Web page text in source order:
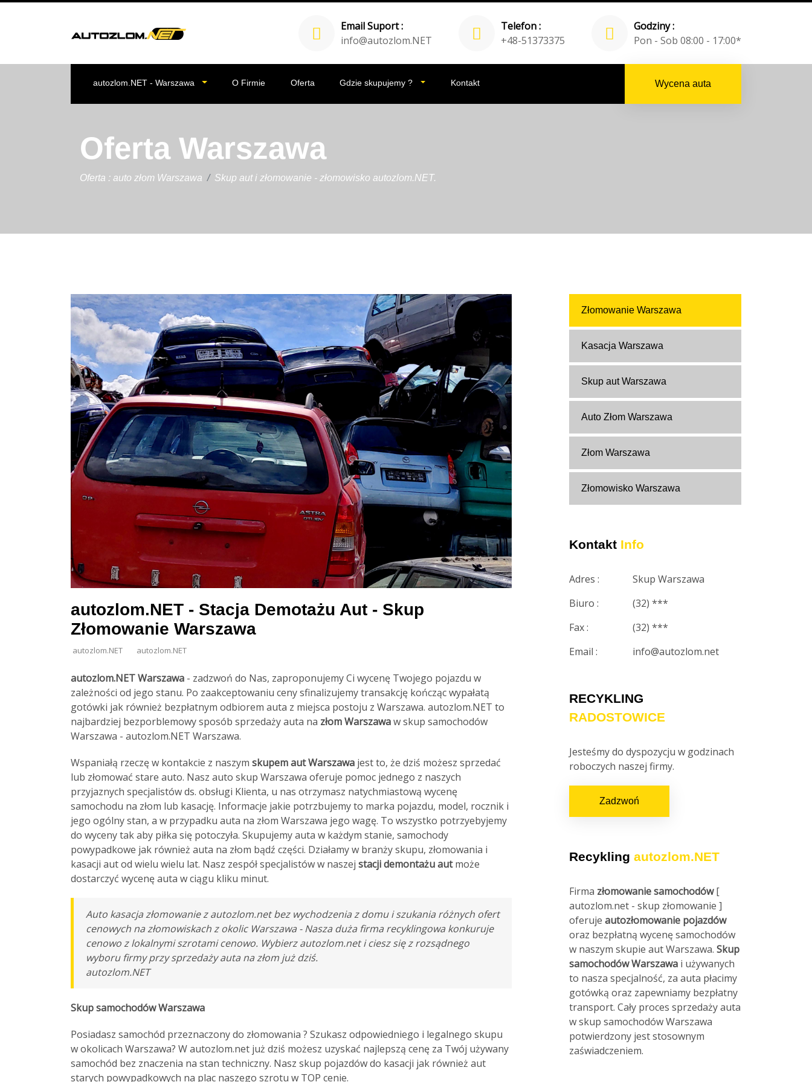
Email Suport :
info@autozlom.NET
Telefon :
+48-51373375
Godziny :
Pon - Sob 08:00 - 17:00*
autozlom.NET - Warszawa O Firmie Oferta Gdzie skupujemy ? Kontakt Wycena auta
Oferta Warszawa
Oferta : auto złom Warszawa Skup aut i złomowanie - złomowisko autozlom.NET.
autozlom.NET - Stacja Demotażu Aut - Skup
Złomowanie Warszawa
autozlom.NET autozlom.NET
autozlom.NET Warszawa - zadzwoń do Nas, zaproponujemy Ci wycenę Twojego pojazdu w
zależności od jego stanu. Po zaakceptowaniu ceny sfinalizujemy transakcję kończąc wypałatą
gotówki jak również bezpłatnym odbiorem auta z miejsca postoju z Warszawa. autozlom.NET to
najbardziej bezporblemowy sposób sprzedaży auta na złom Warszawaw skup samochodów
Warszawa - autozlom.NET Warszawa.
Wspaniałą rzeczę w kontakcie z naszym skupem aut Warszawa jest to, że dziś możesz sprzedać
lub złomować stare auto. Nasz auto skup Warszawa oferuje pomoc jednego z naszych
przyjaznych specjalistów ds. obsługi Klienta, u nas otrzymasz natychmiastową wycenę
samochodu na złom lub kasację. Informacje jakie potrzbujemy to marka pojazdu, model, rocznik i
jego ogólny stan, a w przypadku auta na złom Warszawa jego wagę. To wszystko potrzyebyjemy
do wyceny tak aby piłka się potoczyła. Skupujemy auta w każdym stanie, samochody
powypadkowe jak również auta na złom bądź części. Działamy w branży skupu, złomowania i
kasacji aut od wielu wielu lat. Nasz zespół specjalistów w naszej stacji demontażu autmoże
dostarczyć wycenę auta w ciągu kliku minut.
Auto kasacja złomowanie z autozlom.net bez wychodzenia z domu i szukania różnych ofert
cenowych na złomowiskach z okolic Warszawa - Nasza duża firma recyklingowa konkuruje
cenowo z lokalnymi szrotami cenowo. Wybierz autozlom.net i ciesz się z rozsądnego
wyboru firmy przy sprzedaży auta na złom już dziś.
autozlom.NET
Skup samochodów Warszawa
Posiadasz samochód przeznaczony do złomowania ? Szukasz odpowiedniego i legalnego skupu
w okolicach Warszawa? W autozlom.net już dziś możesz uzyskać najlepszą cenę za Twój używany
samochód bez znaczenia na stan techniczny. Nasz skup pojazdów do kasacji jak również aut
starych powypadkowych na plac naszego szrotu w TOP cenie.
Złomowanie Warszawa
Kasacja Warszawa
Skup aut Warszawa
Auto Złom Warszawa
Złom Warszawa
Złomowisko Warszawa
Kontakt Info
Adres :
Skup Warszawa
Biuro :
(32) ***
Fax :
(32) ***
Email :
info@autozlom.net
RECYKLING
RADOSTOWICE
Jesteśmy do dyspozycju w godzinach
roboczych naszej firmy.
Zadzwoń
Recykling autozlom.NET
Firma złomowanie samochodów[
autozlom.net - skup złomowanie ]
oferuje autozłomowanie pojazdów
oraz bezpłatną wycenę samochodów
w naszym skupie aut Warszawa. Skup
samochodów Warszawa i używanych
to nasza specjalność, za auta płacimy
gotówką oraz zapewniamy bezpłatny
transport. Cały proces sprzedaży auta
w skup samochodów Warszawa
potwierdzony jest stosownym
zaświadczeniem.